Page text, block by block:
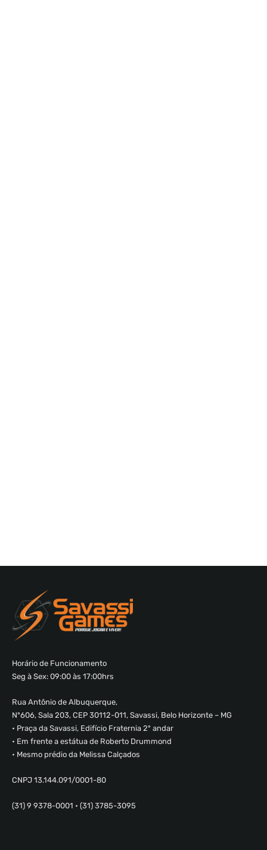
Horário de Funcionamento
Seg à Sex: 09:00 às 17:00hrs
Rua Antônio de Albuquerque,
Nº606, Sala 203, CEP 30112-011, Savassi, Belo Horizonte – MG
• Praça da Savassi, Edifício Fraternia 2º andar
• Em frente a estátua de Roberto Drummond
• Mesmo prédio da Melissa Calçados
CNPJ 13.144.091/0001-80
(31) 9 9378-0001 • (31) 3785-3095